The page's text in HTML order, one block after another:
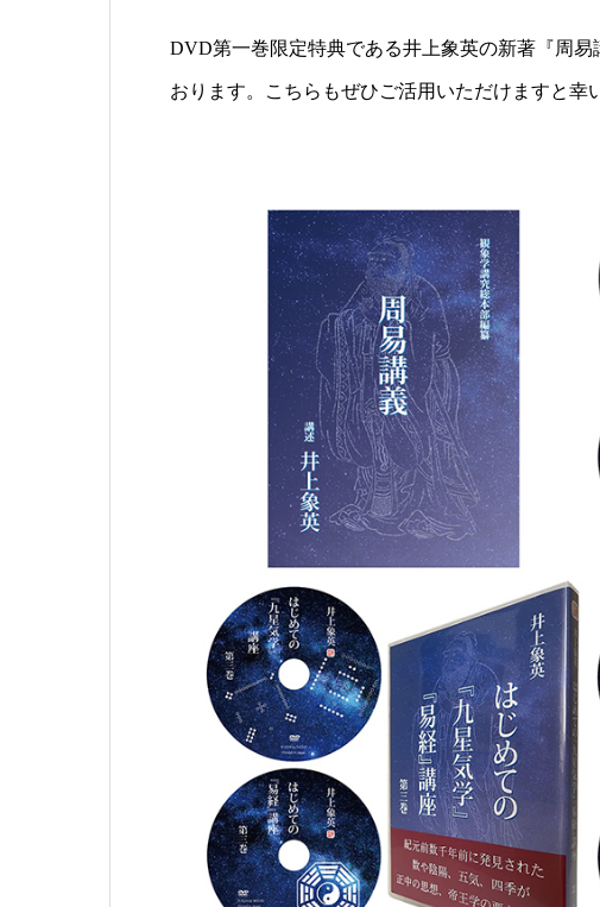
DVD第一巻限定特典である井上象英の新著『周
おります。こちらもぜひご活用いただけますと幸